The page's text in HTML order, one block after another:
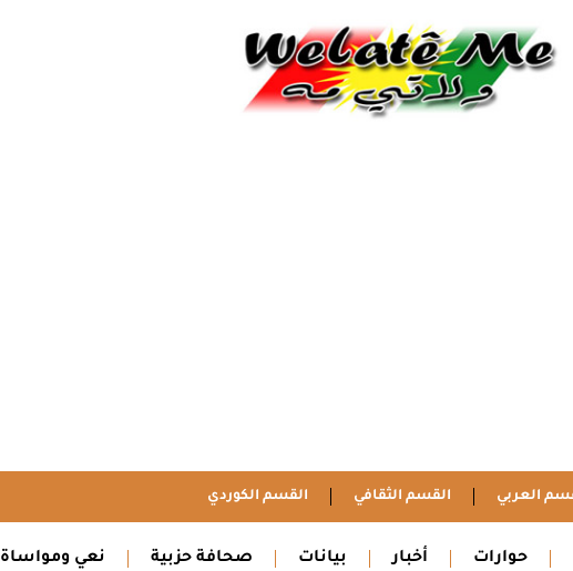
العربي القسم الثقافي القسم الكوردي
حوارات أخبار بيانات صحافة حزبية نعي ومواساة